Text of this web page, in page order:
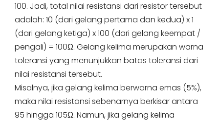
100. Jadi, total nilai resistansi dari resistor tersebut
adalah: 10 (dari gelang pertama dan kedua) x 1
(dari gelang ketiga) x 100 (dari gelang keempat /
pengali) = 100Ω. Gelang kelima merupakan warna
toleransi yang menunjukkan batas toleransi dari
nilai resistansi tersebut.
Misalnya, jika gelang kelima berwarna emas (5%),
maka nilai resistansi sebenarnya berkisar antara
95 hingga 105Ω. Namun, jika gelang kelima